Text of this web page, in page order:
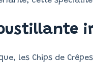
les Chips de